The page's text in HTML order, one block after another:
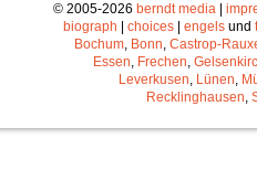
© 2005-2026 berndt media|
biograph
choices engels und
Bochum, Bonn, Castrop-
Essen, Frechen,
Leverkusen, Lünen,
Recklinghausen,